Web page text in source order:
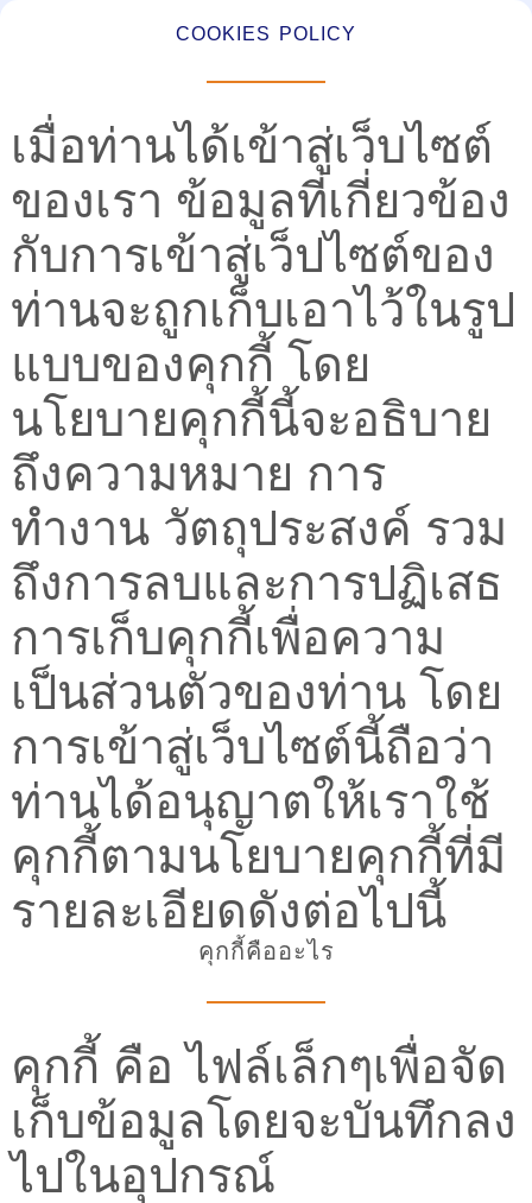
COOKIES POLICY
เมื่อท่านได้เข้าสู่เว็บไซต์
ของเรา ข้อมูลที่เกี่ยวข้อง
กับการเข้าสู่เว็ปไซต์ของ
ท่านจะถูกเก็บเอาไว้ในรูป
แบบของคุกกี้ โดย
นโยบายคุกกี้นี้จะอธิบาย
ถึงความหมาย การ
ทำงาน วัตถุประสงค์ รวม
ถึงการลบและการปฏิเสธ
การเก็บคุกกี้เพื่อความ
เป็นส่วนตัวของท่าน โดย
การเข้าสู่เว็บไซต์นี้ถือว่า
ท่านได้อนุญาตให้เราใช้
คุกกี้ตามนโยบายคุกกี้ที่มี
รายละเอียดดังต่อไปนี้
คุกกี้คืออะไร
คุกกี้ คือ ไฟล์เล็กๆเพื่อจัด
เก็บข้อมูลโดยจะบันทึกลง
ไปในอุปกรณ์